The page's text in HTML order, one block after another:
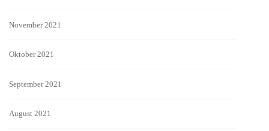
November 2021
Oktober 2021
September 2021
August 2021